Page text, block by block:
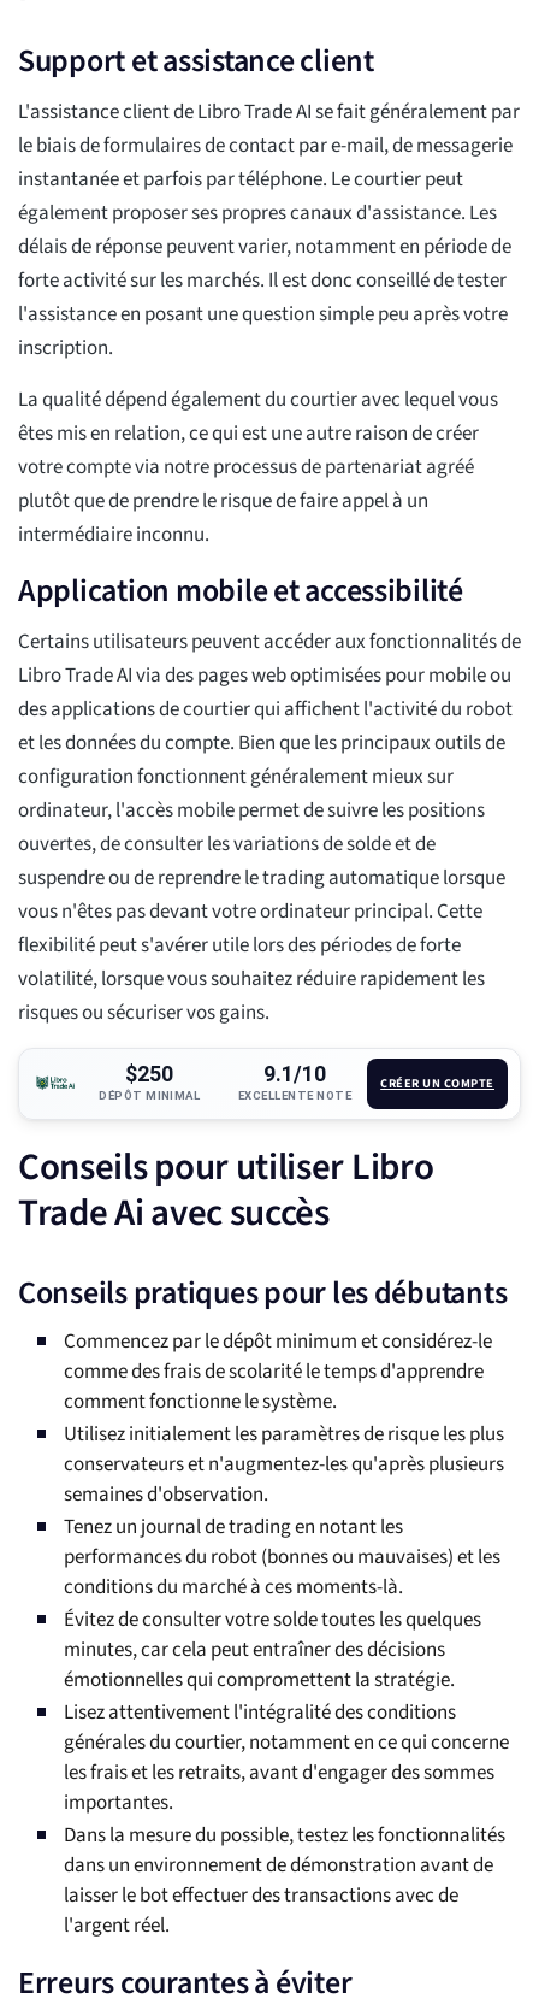
Support et assistance client
L'assistance client de Libro Trade AI se fait généralement par
le biais de formulaires de contact par e-mail, de messagerie
instantanée et parfois par téléphone. Le courtier peut
également proposer ses propres canaux d'assistance. Les
délais de réponse peuvent varier, notamment en période de
forte activité sur les marchés. Il est donc conseillé de tester
l'assistance en posant une question simple peu après votre
inscription.
La qualité dépend également du courtier avec lequel vous
êtes mis en relation, ce qui est une autre raison de créer
votre compte via notre processus de partenariat agréé
plutôt que de prendre le risque de faire appel à un
intermédiaire inconnu.
Application mobile et accessibilité
Certains utilisateurs peuvent accéder aux fonctionnalités de
Libro Trade AI via des pages web optimisées pour mobile ou
des applications de courtier qui affichent l'activité du robot
et les données du compte. Bien que les principaux outils de
configuration fonctionnent généralement mieux sur
ordinateur, l'accès mobile permet de suivre les positions
ouvertes, de consulter les variations de solde et de
suspendre ou de reprendre le trading automatique lorsque
vous n'êtes pas devant votre ordinateur principal. Cette
flexibilité peut s'avérer utile lors des périodes de forte
volatilité, lorsque vous souhaitez réduire rapidement les
risques ou sécuriser vos gains.
$250
DÉPÔT MINIMAL
9.1/10
EXCELLENTE NOTE
CRÉER UN COMPTE
Conseils pour utiliser Libro
Trade Ai avec succès
Conseils pratiques pour les débutants
Commencez par le dépôt minimum et considérez-le
comme des frais de scolarité le temps d'apprendre
comment fonctionne le système.
Utilisez initialement les paramètres de risque les plus
conservateurs et n'augmentez-les qu'après plusieurs
semaines d'observation.
Tenez un journal de trading en notant les
performances du robot (bonnes ou mauvaises) et les
conditions du marché à ces moments-là.
Évitez de consulter votre solde toutes les quelques
minutes, car cela peut entraîner des décisions
émotionnelles qui compromettent la stratégie.
Lisez attentivement l'intégralité des conditions
générales du courtier, notamment en ce qui concerne
les frais et les retraits, avant d'engager des sommes
importantes.
Dans la mesure du possible, testez les fonctionnalités
dans un environnement de démonstration avant de
laisser le bot effectuer des transactions avec de
l'argent réel.
Erreurs courantes à éviter